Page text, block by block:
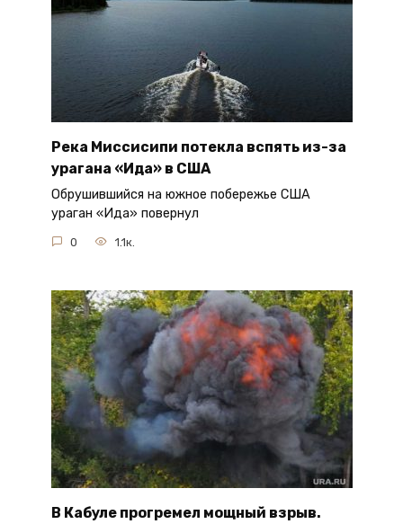
Река Миссисипи потекла вспять из-за
урагана «Ида» в США
Обрушившийся на южное побережье США
ураган «Ида» повернул
0 1.1к.
В Кабуле прогремел мощный взрыв.